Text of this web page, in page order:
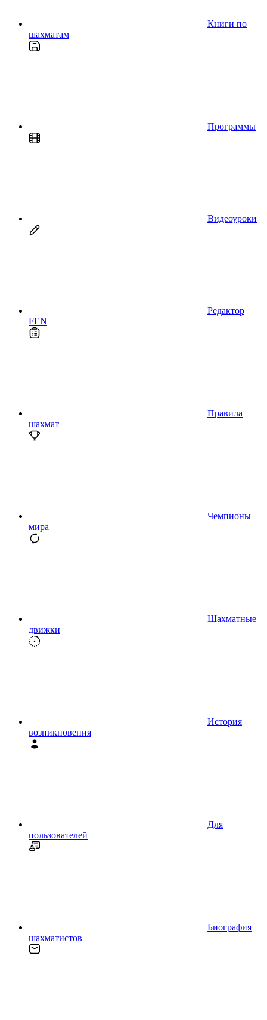
Книги по
шахматам
Программы
Видеоуроки
Редактор
FEN
Правила
шахмат
Чемпионы
мира
Шахматные
движки
История
возникновения
Для
пользователей
Биография
шахматистов